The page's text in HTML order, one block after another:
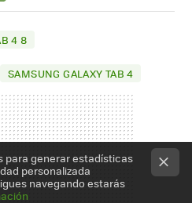
4 8
SAMSUNG GALAXY TAB 4
para generar estadísticas
personalizada
navegando estarás